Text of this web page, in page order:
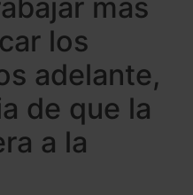
más
los
adelante,
de que la
a la